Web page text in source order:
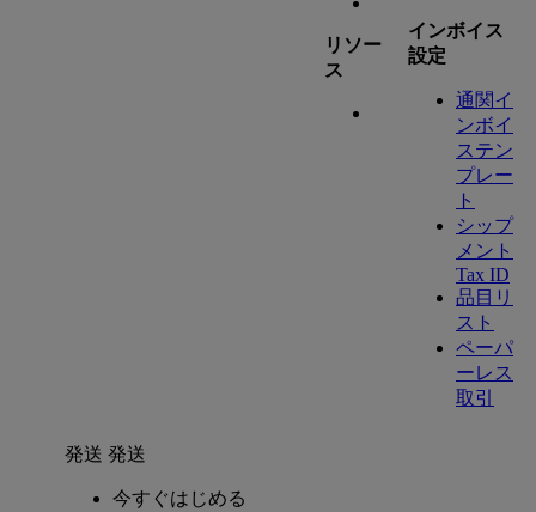
リソー
ス
インボイス
設定
通関イ
ンボイ
ステン
プレー
ト
シップ
メント
Tax ID
品目リ
スト
ペーパ
ーレス
取引
発送 発送
今すぐはじめる